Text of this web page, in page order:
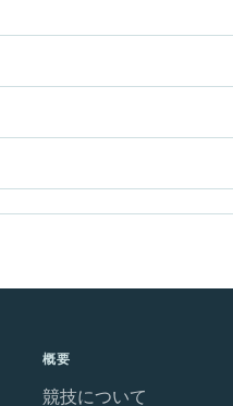
概要
競技について